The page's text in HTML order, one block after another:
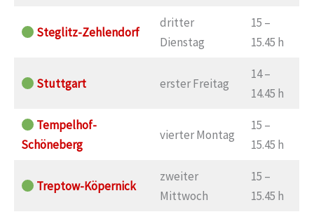
Steglitz-Zehlendorf
dritter
Dienstag
15 –
15.45 h
Stuttgart erster Freitag
14 –
14.45 h
Tempelhof-
Schöneberg
vierter Montag
15 –
15.45 h
Treptow-Köpernick
zweiter
Mittwoch
15 –
15.45 h